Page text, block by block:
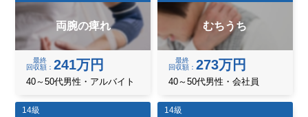
両腕の痺れ
最終
回収額
241万円
40～50代男性・アルバイト
むちうち
最終
回収額
273万円
40～50代男性・会社員
14級 14級